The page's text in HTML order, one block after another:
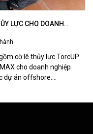
LỰC CHO DOANH
CÁC DỰ ÁN OFFSHORE
cờ lê thủy lực TorcUP
cho doanh nghiệp
dự án offshore.